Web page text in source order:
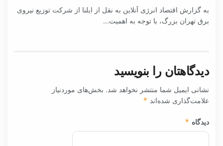
به گزارش اقتصاد انرژی آنلاین به نقل از ایلنا از شرکت توزیع نیروی
برق تهران بزرگ، با توجه به اهمیت...
دیدگاهتان را بنویسید
نشانی ایمیل شما منتشر نخواهد شد. بخش‌های موردنیاز
علامت‌گذاری شده‌اند *
دیدگاه *